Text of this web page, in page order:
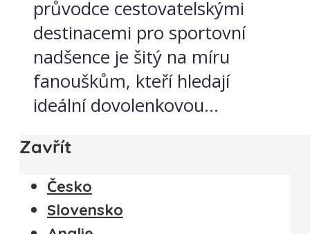
průvodce cestovatelskými
destinacemi pro sportovní
nadšence je šitý na míru
fanouškům, kteří hledají
ideální dovolenkovou...
Zavřít
Česko
Slovensko